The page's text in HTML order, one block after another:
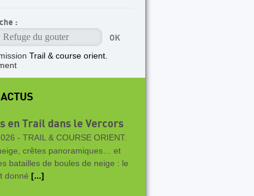
:
Trail & course orient.
ACTUS
en Trail dans le Vercors
- TRAIL & COURSE ORIENT.
crêtes panoramiques… et
batailles de boules de neige : le
donné [...]